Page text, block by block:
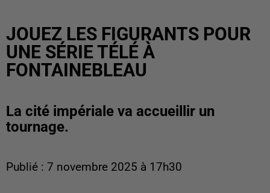
JOUEZ LES FIGURANTS POUR
UNE SÉRIE TÉLÉ À
FONTAINEBLEAU
La cité impériale va accueillir un
tournage.
Publié : 7 novembre 2025 à 17h30